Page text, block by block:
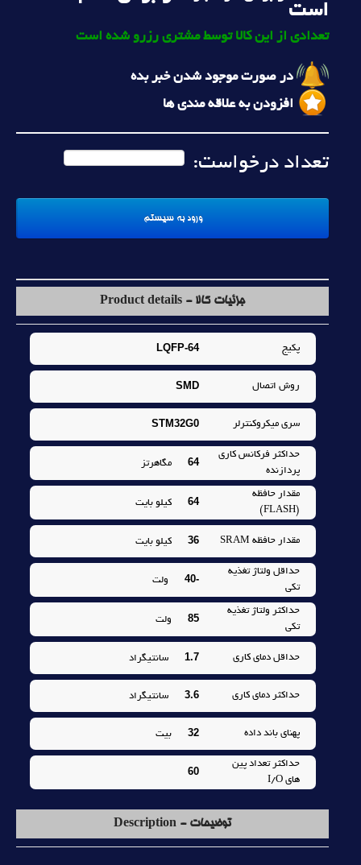
است
تعدادی از این کالا توسط مشتری رزرو شده است
در صورت موجود شدن خبر بده
افزودن به علاقه مندی ها
تعداد درخواست:
جزئیات کالا - Product details
پکيج LQFP-64
روش اتصال SMD
سري ميکروکنترلر STM32G0
حداکثر فرکانس کاري
پردازنده
64 مگاهرتز
مقدار حافظه
(FLASH)
64 کيلو بايت
مقدار حافظه SRAM 36 کيلو بايت
حداقل ولتاژ تغذيه
تکي
-40 ولت
حداکثر ولتاژ تغذيه
تکي
85 ولت
حداقل دماي کاري 1.7 سانتيگراد
حداکثر دماي کاري 3.6 سانتيگراد
پهناي باند داده 32 بیت
حداکثر تعداد پين
هاي I/O
60
توضیحات - Description